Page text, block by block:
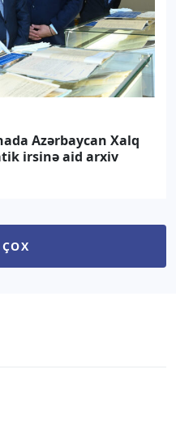
Azərbaycan Xalq
irsinə aid arxiv